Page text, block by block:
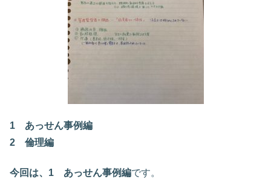
1 あっせん事例編
2 倫理編
今回は、1 あっせん事例編です。